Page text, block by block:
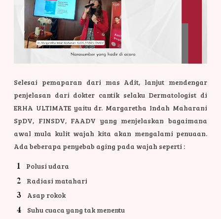
Selesai pemaparan dari mas Adit, lanjut mendengar
penjelasan dari dokter cantik selaku Dermatologist di
ERHA ULTIMATE yaitu dr. Margaretha Indah Maharani
SpDV, FINSDV, FAADV yang menjelaskan bagaimana
awal mula kulit wajah kita akan mengalami penuaan.
Ada beberapa penyebab aging pada wajah seperti :
Polusi udara
Radiasi matahari
Asap rokok
Suhu cuaca yang tak menentu